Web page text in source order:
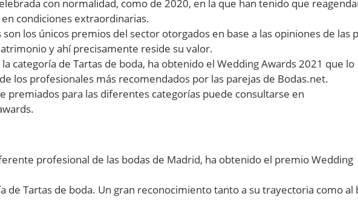
con normalidad, como de 2020, en la que han tenido que
condiciones extraordinarias.
son los únicos premios del sector otorgados en base a las opiniones de las
y ahí precisamente reside su valor.
categoría de Tartas de boda, ha obtenido el Wedding Awards 2021 que lo
los profesionales más recomendados por las parejas de Bodas.net.
premiados para las diferentes categorías puede consultarse en
profesional de las bodas de Madrid, ha obtenido el premio Wedding
de Tartas de boda. Un gran reconocimiento tanto a su trayectoria como al